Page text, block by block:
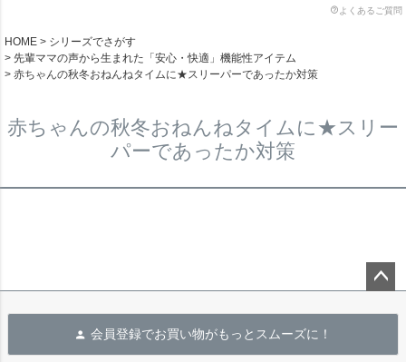
よくあるご質問
HOME
シリーズでさがす
先輩ママの声から生まれた「安心・快適」機能性アイテム
赤ちゃんの秋冬おねんねタイムに★スリーパーであったか対策
赤ちゃんの秋冬おねんねタイムに★スリー
パーであったか対策
へ
会員登録でお買い物がもっとスムーズに！